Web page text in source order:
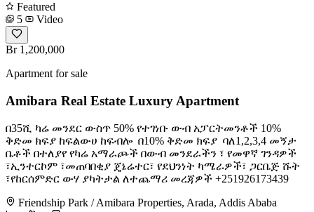
Featured
5
Video
Br 1,200,000
Apartment for sale
Amibara Real Estate Luxury Apartment
በ35ሺ ካሬ መንደር ውስጥ 50% የተገነቡ ውብ አፓርትመንቶች 10%
ቅድመ ክፍያ ከፍልውሀ ከፍብሎ ️ በ10% ቅድመ ክፍያ ️ ባለ1,2,3,4 መኝታ
ቤቶች በተለያየ የካሬ አማራጮች በውብ መንደራችን ፣ የመዋኛ ገንዳዎች
፣ኢንተርኮም ፣መጠባበቂያ ጄኔሬተር፣ የደህንነት ካሜራዎች፣ ጋርቤጅ ሹት
፣የከርሰምድር ውሃ ያካትታል ለተጨማሪ መረጃዎች +251926173439
Friendship Park / Amibara Properties, Arada, Addis Ababa